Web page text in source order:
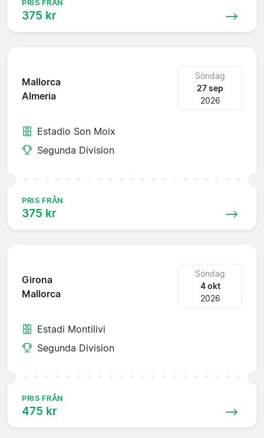
PRIS FRÅN
375 kr
Mallorca
Almeria
Söndag
27 sep
2026
Estadio Son Moix
Segunda Division
PRIS FRÅN
375 kr
Girona
Mallorca
Söndag
4 okt
2026
Estadi Montilivi
Segunda Division
PRIS FRÅN
475 kr